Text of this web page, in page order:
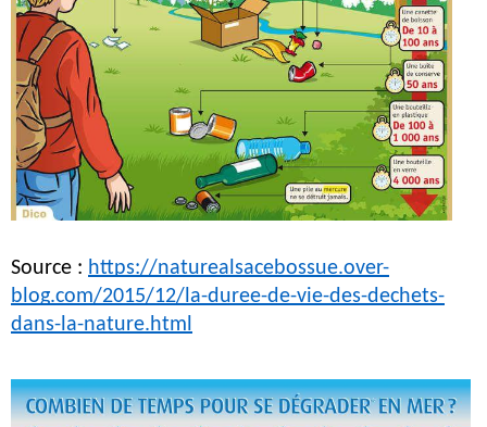
Source : https://naturealsacebossue.over-
blog.com/2015/12/la-duree-de-vie-des-dechets-
dans-la-nature.html